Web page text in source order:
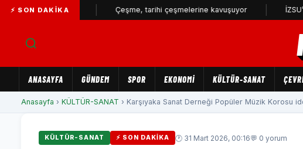
⚡ SON DAKIKA
büyüyor... Çeşme, tarihi çeşmelerine kavuşuyor İZSU’dan
ANASAYFA GÜNDEM SPOR EKONOMİ KÜLTÜR-SANAT
Anasayfa › KÜLTÜR-SANAT › Karşıyaka Sanat Derneği Popüler Müzik Korosu
KÜLTÜR-SANAT ⚡ SON DAKIKA 🕐 31 Mart 2026, 00:16💬 0 yorum